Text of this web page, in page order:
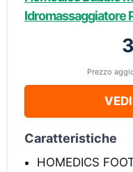
Idromassaggiatore
Prezzo
Caratteristiche
HOMEDICS